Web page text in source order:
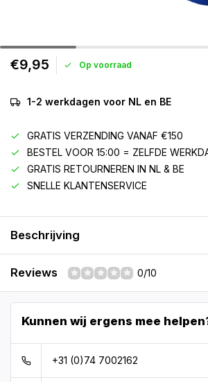
€9,95 Op voorraad
1-2 werkdagen voor NL en BE
GRATIS VERZENDING VANAF €150
BESTEL VOOR 15:00 = ZELFDE
GRATIS RETOURNEREN IN NL & BE
SNELLE KLANTENSERVICE
Beschrijving
Reviews 0/10
Kunnen wij ergens mee
+31 (0)74 7002162